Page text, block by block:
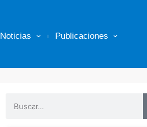
Noticias Publicaciones